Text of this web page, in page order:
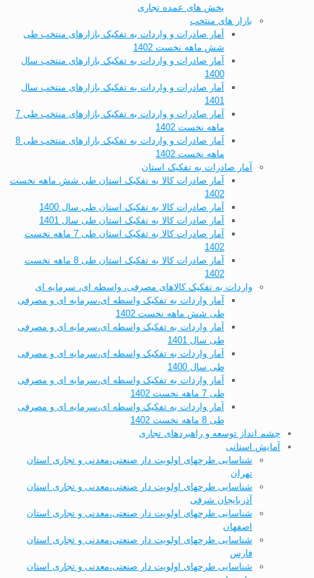
بخش های عمده تجاری
بازار های منتخب
آمار صادرات و واردات به تفکیک بازارهای منتخب طی
شش ماهه نخست 1402
آمار صادرات و واردات به تفکیک بازارهای منتخب سال
1400
آمار صادرات و واردات به تفکیک بازارهای منتخب سال
1401
آمار صادرات و واردات به تفکیک بازارهای منتخب طی 7
ماهه نخست 1402
آمار صادرات و واردات به تفکیک بازارهای منتخب طی 8
ماهه نخست 1402
آمار صادرات به تفکیک استان
آمار صادرات کالا به تفکیک استان طی شش ماهه نخست
1402
آمار صادرات کالا به تفکیک استان طی سال 1400
آمار صادرات کالا به تفکیک استان طی سال 1401
آمار صادرات کالا به تفکیک استان طی 7 ماهه نخست
1402
آمار صادرات کالا به تفکیک استان طی 8 ماهه نخست
1402
واردات به تفکیک کالاهای مصرفی، واسطه ای، سرمایه ای
آمار واردات به تفکیک واسطه ای،سرمایه ای و مصرفی
طی شش ماهه نخست 1402
آمار واردات به تفکیک واسطه ای،سرمایه ای و مصرفی
طی سال 1401
آمار واردات به تفکیک واسطه ای،سرمایه ای و مصرفی
طی سال 1400
آمار واردات به تفکیک واسطه ای،سرمایه ای و مصرفی
طی 7 ماهه نخست 1402
آمار واردات به تفکیک واسطه ای،سرمایه ای و مصرفی
طی 8 ماهه نخست 1402
چشم انداز توسعه و راهبردهای تجاری
آمایش استانی
شناسایی طرحهای اولویت دار صنعتی،معدنی و تجاری استان
تهران
شناسایی طرحهای اولویت دار صنعتی،معدنی و تجاری استان
آذربایجان شرقی
شناسایی طرحهای اولویت دار صنعتی،معدنی و تجاری استان
اصفهان
شناسایی طرحهای اولویت دار صنعتی،معدنی و تجاری استان
فارس
شناسایی طرحهای اولویت دار صنعتی،معدنی و تجاری استان